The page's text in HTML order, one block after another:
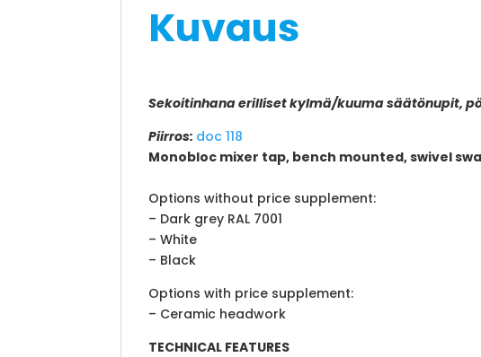
Kuvaus
Sekoitinhana erilliset kylmä/kuuma säätönupit,
Piirros: doc 118
Monobloc mixer tap, bench mounted, swivel
Options without price supplement:
– Dark grey RAL 7001
– White
– Black
Options with price supplement:
– Ceramic headwork
TECHNICAL FEATURES